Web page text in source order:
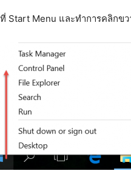
Start Menu และทำการคลิกข